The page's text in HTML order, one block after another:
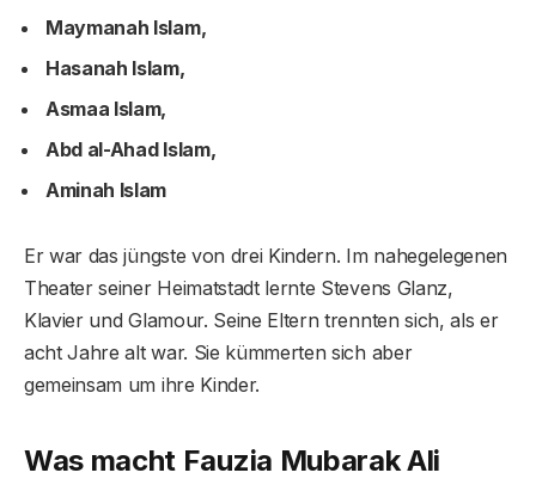
Maymanah Islam,
Hasanah Islam,
Asmaa Islam,
Abd al-Ahad Islam,
Aminah Islam
Er war das jüngste von drei Kindern. Im nahegelegenen
Theater seiner Heimatstadt lernte Stevens Glanz,
Klavier und Glamour. Seine Eltern trennten sich, als er
acht Jahre alt war. Sie kümmerten sich aber
gemeinsam um ihre Kinder.
Was macht Fauzia Mubarak Ali